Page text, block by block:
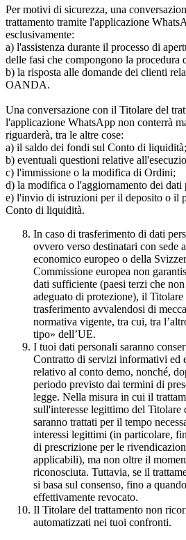
Per motivi di sicurezza, una
trattamento tramite l'applicazione
esclusivamente:
a) l'assistenza durante il processo di
delle fasi che compongono la procedura
b) la risposta alle domande dei clienti
OANDA.
Una conversazione con il Titolare del
l'applicazione WhatsApp non conterrà
riguarderà, tra le altre cose:
a) il saldo dei fondi sul Conto di liquidità;
b) eventuali questioni relative
c) l'immissione o la modifica di Ordini;
d) la modifica o l'aggiornamento dei dati
e) l'invio di istruzioni per il deposito o il
Conto di liquidità.
In caso di trasferimento di dati
ovvero verso destinatari con sede
economico europeo o della
Commissione europea non
dati sufficiente (paesi terzi che
adeguato di protezione), il
trasferimento avvalendosi di
normativa vigente, tra cui, tra
tipo» dell’UE.
I tuoi dati personali saranno
Contratto di servizi informativi ed
relativo al conto demo, nonché,
periodo previsto dai termini di
legge. Nella misura in cui il
sull'interesse legittimo del Titolare
saranno trattati per il tempo
interessi legittimi (in particolare,
di prescrizione per le
applicabili), ma non oltre il
riconosciuta. Tuttavia, se il
si basa sul consenso, fino a
effettivamente revocato.
Il Titolare del trattamento non
automatizzati nei tuoi confronti.